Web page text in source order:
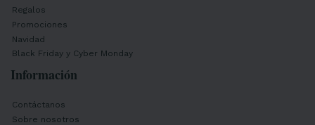
Regalos
Promociones
Navidad
Black Friday y Cyber Monday
Información
Contáctanos
Sobre nosotros